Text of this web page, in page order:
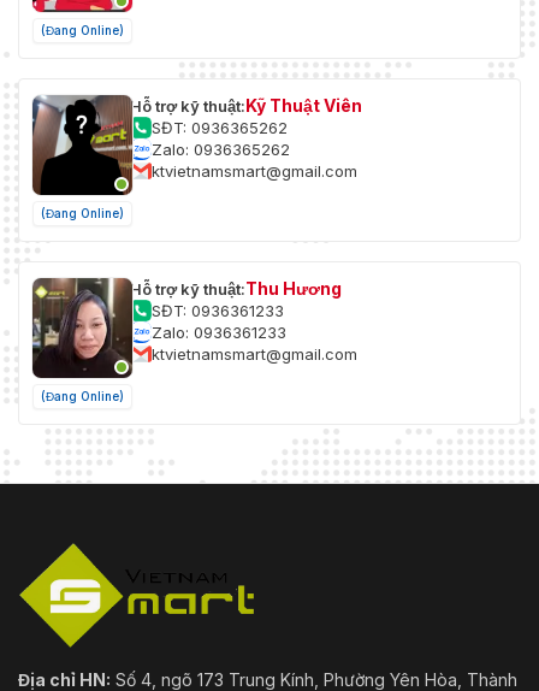
(Đang Online)
(Đang Online)
Hỗ trợ kỹ thuật:Kỹ Thuật Viên
SĐT: 0936365262
Zalo: 0936365262
ktvietnamsmart@gmail.com
(Đang Online)
Hỗ trợ kỹ thuật:Thu Hương
SĐT: 0936361233
Zalo: 0936361233
ktvietnamsmart@gmail.com
Địa chỉ HN: Số 4, ngõ 173 Trung Kính, Phường Yên Hòa, Thành